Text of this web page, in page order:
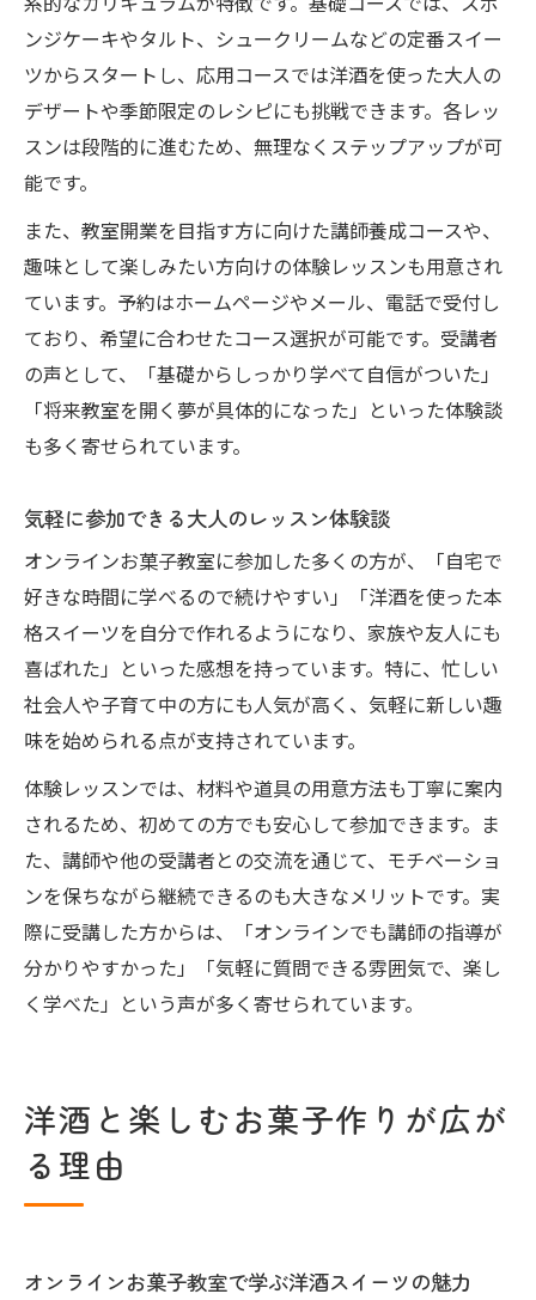
ンジケーキやタルト、シュークリームなどの定番スイー
ツからスタートし、応用コースでは洋酒を使った大人の
デザートや季節限定のレシピにも挑戦できます。各レッ
スンは段階的に進むため、無理なくステップアップが可
能です。
また、教室開業を目指す方に向けた講師養成コースや、
趣味として楽しみたい方向けの体験レッスンも用意され
ています。予約はホームページやメール、電話で受付し
ており、希望に合わせたコース選択が可能です。受講者
の声として、「基礎からしっかり学べて自信がついた」
「将来教室を開く夢が具体的になった」といった体験談
も多く寄せられています。
気軽に参加できる大人のレッスン体験談
オンラインお菓子教室に参加した多くの方が、「自宅で
好きな時間に学べるので続けやすい」「洋酒を使った本
格スイーツを自分で作れるようになり、家族や友人にも
喜ばれた」といった感想を持っています。特に、忙しい
社会人や子育て中の方にも人気が高く、気軽に新しい趣
味を始められる点が支持されています。
体験レッスンでは、材料や道具の用意方法も丁寧に案内
されるため、初めての方でも安心して参加できます。ま
た、講師や他の受講者との交流を通じて、モチベーショ
ンを保ちながら継続できるのも大きなメリットです。実
際に受講した方からは、「オンラインでも講師の指導が
分かりやすかった」「気軽に質問できる雰囲気で、楽し
く学べた」という声が多く寄せられています。
洋酒と楽しむお菓子作りが広が
る理由
オンラインお菓子教室で学ぶ洋酒スイーツの魅力